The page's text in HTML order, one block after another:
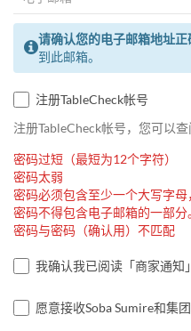
请确认您的电子邮箱地址正
到此邮箱。
注册TableCheck帐号
注册TableCheck帐号，您可以
密码过短（最短为12个字符）
密码太弱
密码必须包含至少一个大写字母
密码不得包含电子邮箱的一部分
密码与密码（确认用）不匹配
我确认我已阅读「商家通知」
愿意接收Soba Sumire和集